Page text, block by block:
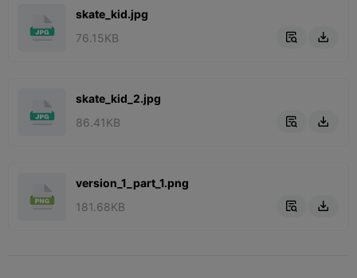
skate_kid.jpg
76.15KB
 
skate_kid_2.jpg
86.41KB
 
version_1_part_1.png
181.68KB
 